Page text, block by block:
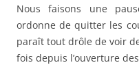
Nous faisons une
ordonne de quitter les
paraît tout drôle de voir
fois depuis l’ouverture